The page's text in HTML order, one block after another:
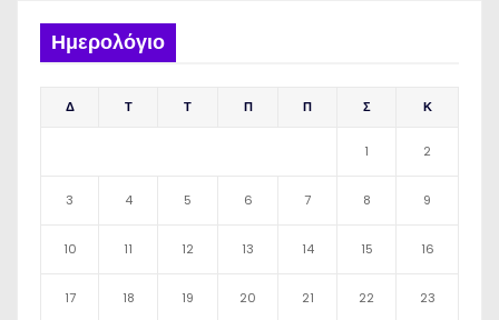
Ημερολόγιο
Δ Τ Τ Π Π Σ Κ
1 2
3 4 5 6 7 8 9
10 11 12 13 14 15 16
17 18 19 20 21 22 23